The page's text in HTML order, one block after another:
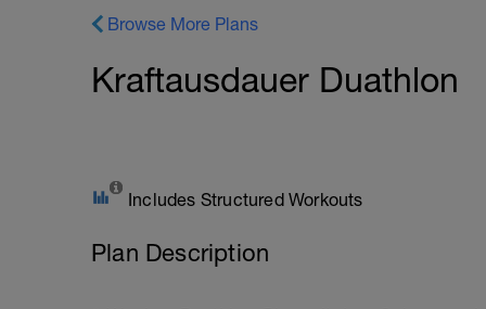
Browse More Plans
Kraftausdauer Duathlon
Includes Structured Workouts
Plan Description